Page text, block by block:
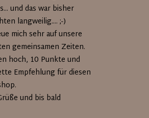
und das war bisher
langweilig.... ;-)
mich sehr auf unsere
gemeinsamen Zeiten.
hoch, 10 Punkte und
Empfehlung für diesen
und bis bald